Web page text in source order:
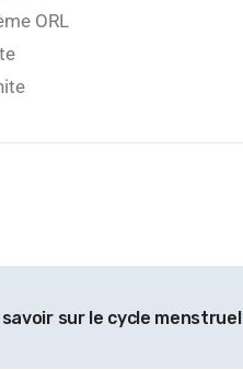
ORL
sur le cycle menstruel